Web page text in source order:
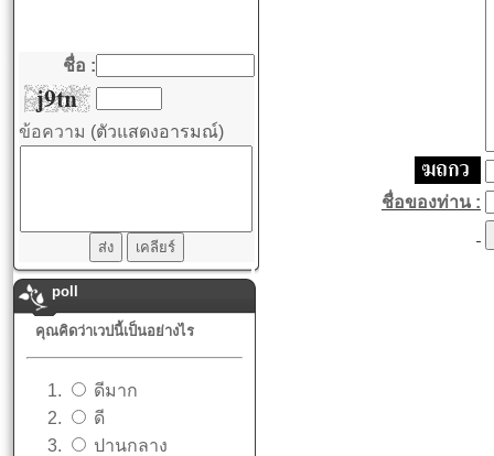
ชื่อ :
ข้อความ (ตัวแสดงอารมณ์)
poll
คุณคิดว่าเวปนี้เป็นอย่างไร
ดีมาก
ดี
ปานกลาง
ชื่อของท่าน :